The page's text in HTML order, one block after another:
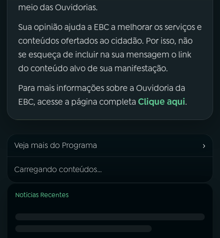
meio das Ouvidorias.
Sua opinião ajuda a EBC a melhorar os serviços e
conteúdos ofertados ao cidadão. Por isso, não
se esqueça de incluir na sua mensagem o link
do conteúdo alvo de sua manifestação.
Para mais informações sobre a Ouvidoria da
EBC, acesse a página completa Clique aqui.
Veja mais do Programa ›
Carregando conteúdos...
Notícias Recentes